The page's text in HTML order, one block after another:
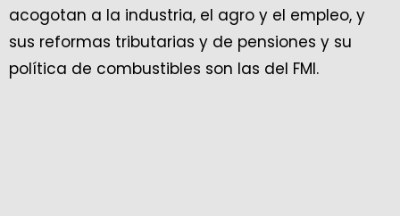
acogotan a la industria, el agro y el empleo, y
sus reformas tributarias y de pensiones y su
política de combustibles son las del FMI.